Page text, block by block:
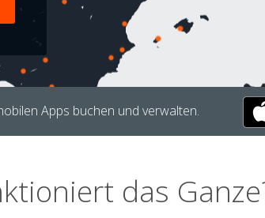
Apps buchen und verwalten.
das